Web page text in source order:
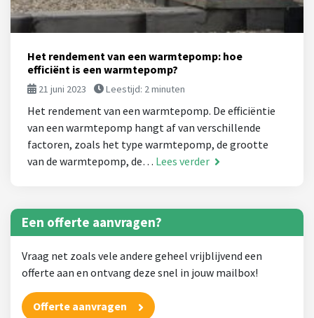
Het rendement van een warmtepomp: hoe
efficiënt is een warmtepomp?
21 juni 2023 Leestijd: 2minuten
Het rendement van een warmtepomp. De efficiëntie
van een warmtepomp hangt af van verschillende
factoren, zoals het type warmtepomp, de grootte
van de warmtepomp, de… Lees verder
Een offerte aanvragen?
Vraag net zoals vele andere geheel vrijblijvend een
offerte aan en ontvang deze snel in jouw mailbox!
Offerte aanvragen